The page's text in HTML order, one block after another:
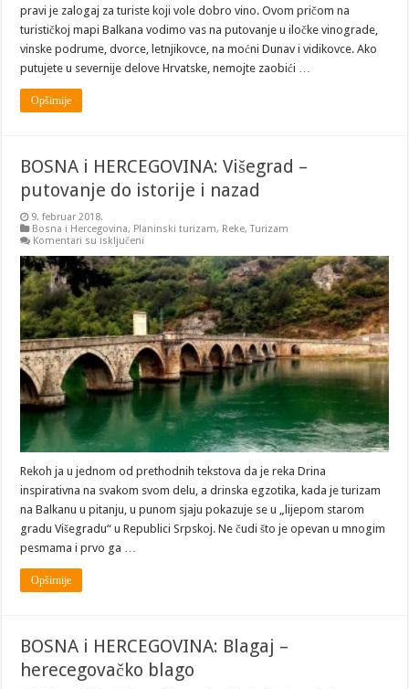
pravi je zalogaj za turiste koji vole dobro vino. Ovom pričom na
turističkoj mapi Balkana vodimo vas na putovanje u iločke vinograde,
vinske podrume, dvorce, letnjikovce, na moćni Dunav i vidikovce. Ako
putujete u severnije delove Hrvatske, nemojte zaobići …
Opširnije
BOSNA i HERCEGOVINA: Višegrad –
putovanje do istorije i nazad
9. februar 2018.
Bosna i Hercegovina, Planinski turizam, Reke,Turizam
Komentari su isključeni
i
HERCEGOVINA:
Višegrad
–
putovanje
do
istorije
i
nazad
Rekoh ja u jednom od prethodnih tekstova da je reka Drina
inspirativna na svakom svom delu, a drinska egzotika, kada je turizam
na Balkanu u pitanju, u punom sjaju pokazuje se u „lijepom starom
gradu Višegradu“ u Republici Srpskoj. Ne čudi što je opevan u mnogim
pesmama i prvo ga …
Opširnije
BOSNA i HERCEGOVINA: Blagaj –
herecegovačko blago